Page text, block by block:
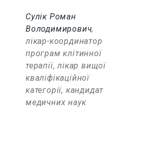
Сулік Роман
Володимирович,
лікар-координатор
програм клітинної
терапії, лікар вищої
кваліфікаційної
категорії, кандидат
медичних наук